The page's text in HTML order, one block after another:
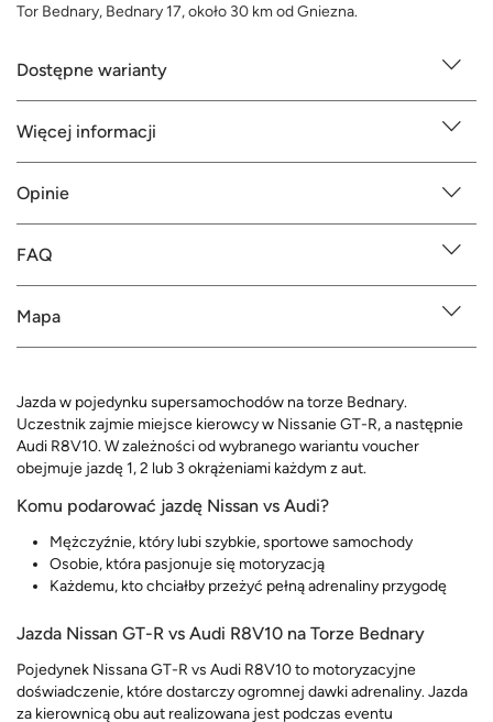
Tor Bednary, Bednary 17, około 30 km od Gniezna.
Dostępne warianty
Więcej informacji
Opinie
FAQ
Mapa
Jazda w pojedynku supersamochodów na torze Bednary.
Uczestnik zajmie miejsce kierowcy w Nissanie GT-R, a następnie
Audi R8V10. W zależności od wybranego wariantu voucher
obejmuje jazdę 1, 2 lub 3 okrążeniami każdym z aut.
Komu podarować jazdę Nissan vs Audi?
Mężczyźnie, który lubi szybkie, sportowe samochody
Osobie, która pasjonuje się motoryzacją
Każdemu, kto chciałby przeżyć pełną adrenaliny przygodę
Jazda Nissan GT-R vs Audi R8V10 na Torze Bednary
Pojedynek Nissana GT-R vs Audi R8V10 to motoryzacyjne
doświadczenie, które dostarczy ogromnej dawki adrenaliny. Jazda
za kierownicą obu aut realizowana jest podczas eventu